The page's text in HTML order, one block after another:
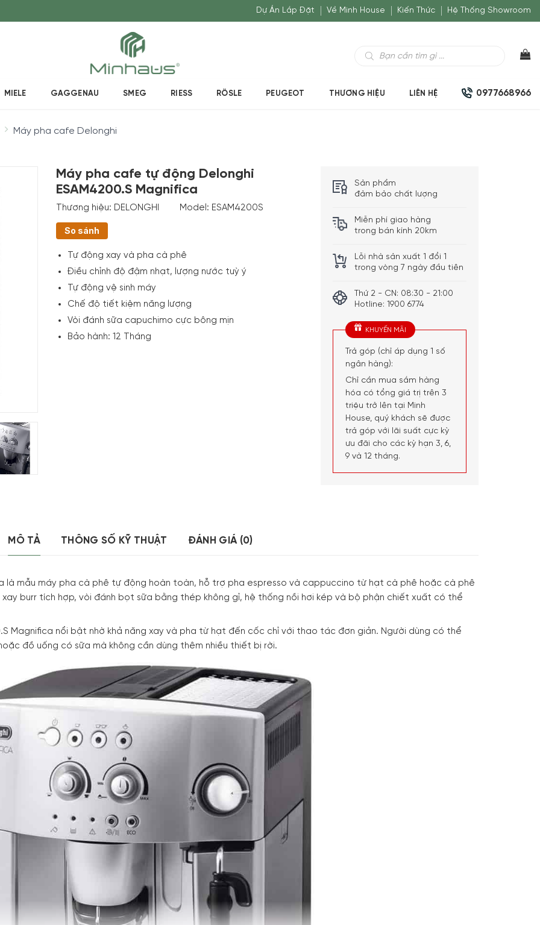
Dự Án Lắp Đặt Về Minh House Kiến Thức Hệ Thống Showroom
kiếm
MIELE GAGGENAU SMEG RIESS RÖSLE PEUGEOT THƯƠNG HIỆU LIÊN HỆ 0977668966
Máy pha cafe Delonghi
Máy pha cafe tự động Delonghi
ESAM4200.S Magnifica
Thương hiệu: DELONGHI Model: ESAM4200S
So sánh
Tự động xay và pha cà phê
Điều chỉnh độ đậm nhạt, lượng nước tuỳ ý
Tự động vệ sinh máy
Chế độ tiết kiệm năng lượng
Vòi đánh sữa capuchimo cực bông mịn
Bảo hành: 12 Tháng
Sản phẩm
đảm bảo chất lượng
Miễn phí giao hàng
trong bán kính 20km
Lỗi nhà sản xuất 1 đổi 1
trong vòng 7 ngày đầu tiên
Thứ 2 - CN: 08:30 - 21:00
Hotline: 1900 6774
KHUYẾN MÃI
Trả góp (chỉ áp dụng 1 số
ngân hàng):
Chỉ cần mua sắm hàng
hóa có tổng giá trị trên 3
triệu trở lên tại Minh
House, quý khách sẽ được
trả góp với lãi suất cực kỳ
ưu đãi cho các kỳ hạn 3, 6,
9 và 12 tháng.
MÔ TẢ THÔNG SỐ KỸ THUẬT ĐÁNH GIÁ (0)
là mẫu máy pha cà phê tự động hoàn toàn, hỗ trợ pha espresso và cappuccino từ hạt cà phê hoặc cà phê
burr tích hợp, vòi đánh bọt sữa bằng thép không gỉ, hệ thống nồi hơi kép và bộ phận chiết xuất có thể
Magnifica nổi bật nhờ khả năng xay và pha từ hạt đến cốc chỉ với thao tác đơn giản. Người dùng có thể
đồ uống có sữa mà không cần dùng thêm nhiều thiết bị rời.